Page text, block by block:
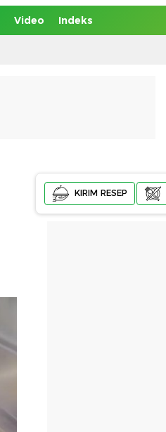
Video Indeks
KIRIM RESEP